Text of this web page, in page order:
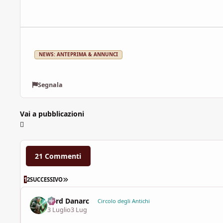
NEWS: ANTEPRIMA & ANNUNCI
Segnala
Vai a pubblicazioni
21 Commenti
12SUCCESSIVO ULTIMA PAGINA
Lord Danarc Circolo degli Antichi
3 Luglio3 Lug